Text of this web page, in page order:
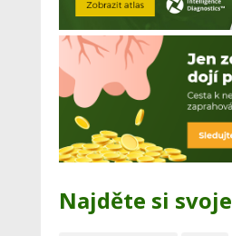
Najděte si svoje